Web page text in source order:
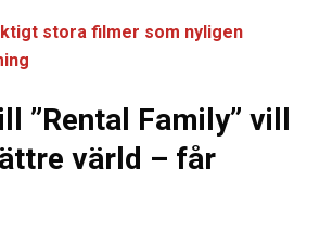
stora filmer som nyligen
”Rental Family” vill
värld – får